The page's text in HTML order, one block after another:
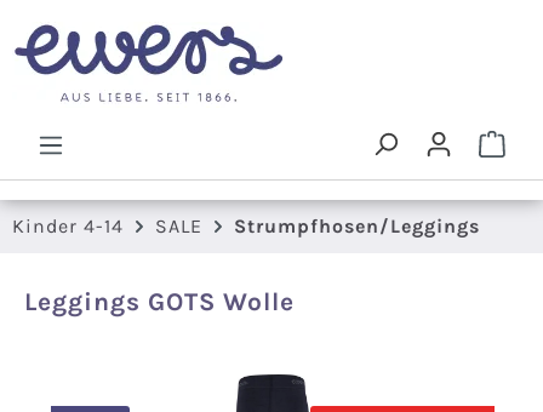
Zum Hauptinhalt springen
Kinder 4-14 SALE Strumpfhosen/Leggings
Leggings GOTS Wolle
Bildergalerie überspringen